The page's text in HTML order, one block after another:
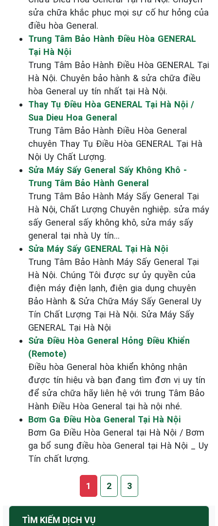
sửa chữa khắc phục mọi sự cố hư hỏng của
điều hòa General.
Trung Tâm Bảo Hành Điều Hòa GENERAL
Tại Hà Nội
Trung Tâm Bảo Hành Điều Hòa GENERAL Tại
Hà Nội. Chuyên bảo hành & sửa chữa điều
hòa General uy tín nhất tại Hà Nội.
Thay Tụ Điều Hòa GENERAL Tại Hà Nội /
Sua Dieu Hoa General
Trung Tâm Bảo Hành Điều Hòa General
chuyên Thay Tụ Điều Hòa GENERAL Tại Hà
Nội Uy Chất Lượng.
Sửa Máy Sấy General Sấy Không Khô -
Trung Tâm Bảo Hành General
Trung Tâm Bảo Hành Máy Sấy General Tại
Hà Nội, Chất Lượng Chuyên nghiệp. sửa máy
sấy General sấy không khô, sửa máy sấy
general tại nhà Uy tín...
Sửa Máy Sấy GENERAL Tại Hà Nội
Trung Tâm Bảo Hành Máy Sấy General Tại
Hà Nội. Chúng Tôi được sự ủy quyền của
điện máy điện lạnh, điện gia dụng chuyên
Bảo Hành & Sửa Chữa Máy Sấy General Uy
Tín Chất Lượng Tại Hà Nội. Sửa Máy Sấy
GENERAL Tại Hà Nội
Sửa Điều Hòa General Hỏng Điều Khiển
(Remote)
Điều hòa General hòa khiển không nhận
được tín hiệu và bạn đang tìm đơn vị uy tín
để sửa chữa hãy liên hệ với trung Tâm Bảo
Hành Điều Hòa General tại hà nội nhé.
Bơm Ga Điều Hòa General Tại Hà Nội
Bơm Ga Điều Hòa General tại Hà Nội / Bơm
ga bổ sung điều hòa General tại Hà Nội _ Uy
Tín chất lượng.
1 2 3
TÌM KIẾM DỊCH VỤ